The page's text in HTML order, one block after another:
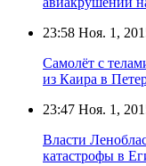
23:58 Ноя. 1,
Самолёт с
из Каира в
23:47 Ноя. 1,
Власти
катастрофы в